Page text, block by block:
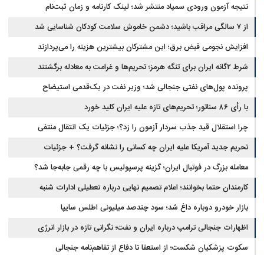
نتیجه آزمون ورودی سمپاد منتشر شد؛ لینک کارنامه و زمان ثبت‌نام
از ۷ سالگی مراقب باشید؛ دشمن خاموش سلامت کودکان شناسایی شد
افزایش نجومی قبض برق؛ این مشترکان بیشترین هزینه را می‌پردازند
شرط ۲گانه ایران برای تنگه هرمز؛ تحریم‌ها و غرامت به معادله برگشتند
پرونده پول‌های نفتی جنجالی شد؛ وزیر نفت در یک‌قدمی استیضاح
با رأی ۸۶ سناتور؛ تحریم‌های تازه علیه ایران کلید خورد
چرا استقلال قید جذب سردار آزمون را زد؟؛ جزئیات یک انتقال منتفی
تحریم جدید آمریکا علیه ایران چه کسانی را نشانه گرفت؟ + جزئیات
معامله بزرگ در فوتبال ایران؛ گزینه پرسپولیس با چه رقمی جابه‌جا شد؟
کارمندان حتما بخوانند؛ اعلام تصمیم نهایی درباره تعطیلی ادارات شنبه
بازار خودرو دوباره داغ شد؛ سود چندصد میلیونی اطلس سایپا
اظهارات جنجالی ترامپ درباره ایران و نفت؛ نگرانی تازه در بازار انرژی
سکوت پزشکیان شکست؛ از استعفا تا دفاع از تفاهم‌نامه جنجالی